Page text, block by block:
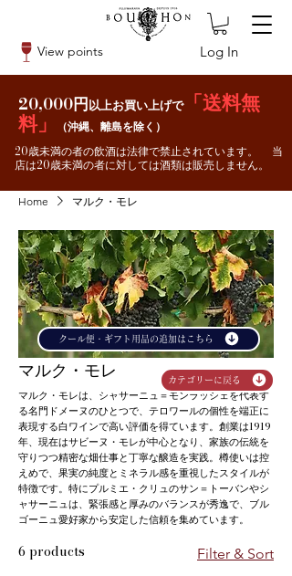
View points Log In
20,000円以上お買い上げで「送料無
料」
（沖縄、離島を除く）
20歳未満の者の飲酒は法律で禁止されています。 当
店は20歳未満の者に対しては酒類は販売しません。
Home マルク・モレ
マルク・モレ
マルク・モレは、シャサーニュ＝モンラッシェを代表す
る名門ドメーヌのひとつで、テロワールの個性を端正に
表現する白ワインで高い評価を得ています。創業は1919
年、現在はサビーヌ・モレが中心となり、家族の伝統を
守りつつ精密な畑仕事と丁寧な醸造を実践。樽使いは控
えめで、果実の純度とミネラル感を重視したスタイルが
特徴です。特にプルミエ・クリュのサン＝トーバンやシ
ャサーニュは、緊張感と厚みのバランスが秀逸で、ブル
ゴーニュ愛好家から安定した信頼を集めています。
6 products Filter & Sort
クール便・ギフト用品の追加はこちら
カテゴリーに戻る